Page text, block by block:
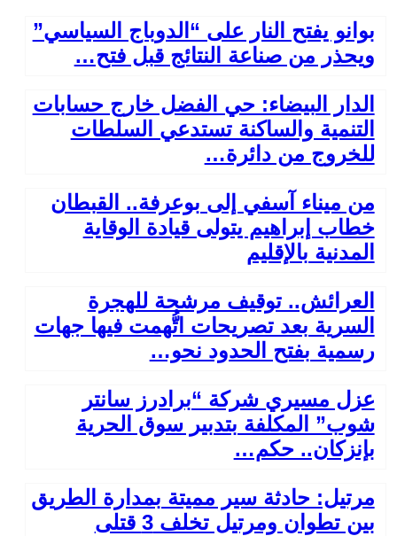
بوانو يفتح النار على “الدوباج السياسي”
ويحذر من صناعة النتائج قبل فتح…
الدار البيضاء: حي الفضل خارج حسابات
التنمية والساكنة تستدعي السلطات
للخروج من دائرة…
من ميناء آسفي إلى بوعرفة.. القبطان
خطاب إبراهيم يتولى قيادة الوقاية
المدنية بالإقليم
العرائش.. توقيف مرشحة للهجرة
السرية بعد تصريحات اتُّهمت فيها جهات
رسمية بفتح الحدود نحو…
عزل مسيري شركة “برادرز سانتر
شوب” المكلفة بتدبير سوق الحرية
بإنزكان.. حكم…
مرتيل: حادثة سير مميتة بمدارة الطريق
بين تطوان ومرتيل تخلف 3 قتلى